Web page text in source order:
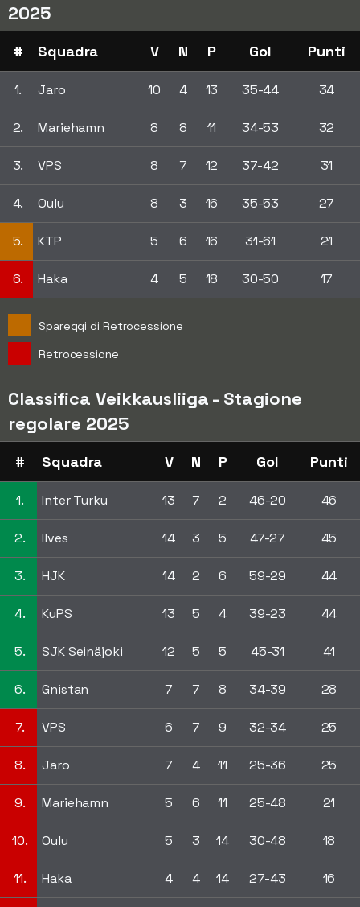
2025
# Squadra V N P Gol Punti
1. Jaro 10 4 13 35-44 34
2. Mariehamn 8 8 11 34-53 32
3. VPS 8 7 12 37-42 31
4. Oulu 8 3 16 35-53 27
5. KTP 5 6 16 31-61 21
6. Haka 4 5 18 30-50 17
Spareggi di Retrocessione
Retrocessione
Classifica Veikkausliiga - Stagione
regolare 2025
# Squadra V N P Gol Punti
1. Inter Turku 13 7 2 46-20 46
2. Ilves 14 3 5 47-27 45
3. HJK 14 2 6 59-29 44
4. KuPS 13 5 4 39-23 44
5. SJK Seinäjoki 12 5 5 45-31 41
6. Gnistan 7 7 8 34-39 28
7. VPS 6 7 9 32-34 25
8. Jaro 7 4 11 25-36 25
9. Mariehamn 5 6 11 25-48 21
10. Oulu 5 3 14 30-48 18
11. Haka 4 4 14 27-43 16